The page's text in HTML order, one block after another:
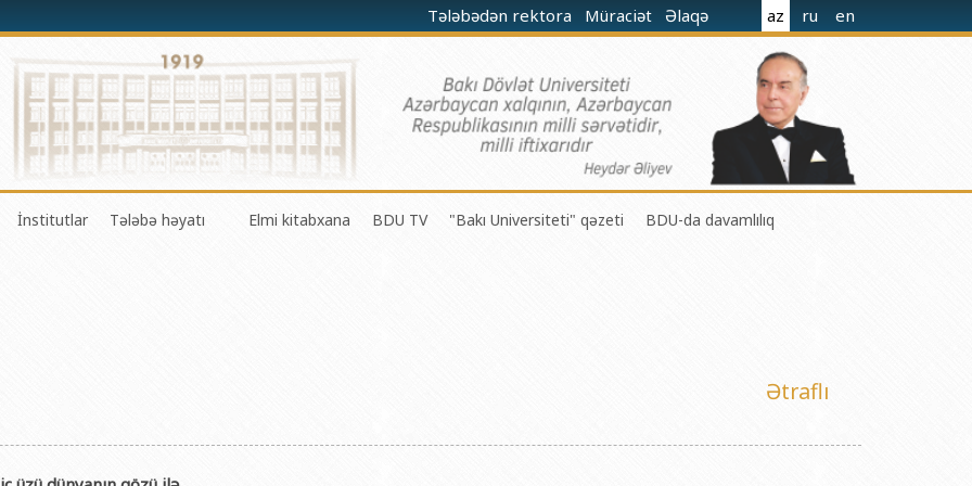
Tələbədən rektora Müraciət Əlaqə az ru en
İnstitutlar
Azərbaycan Respublikasının Elm və Təhsil Nazirliyinin akademik M.Nağıyev adına Kataliz və Qeyri-üzvi Kimya İnstitutu
Tələbə həyatı Elmi kitabxana BDU TV "Bakı Universiteti" qəzeti BDU-da davamlılıq
Ətraflı